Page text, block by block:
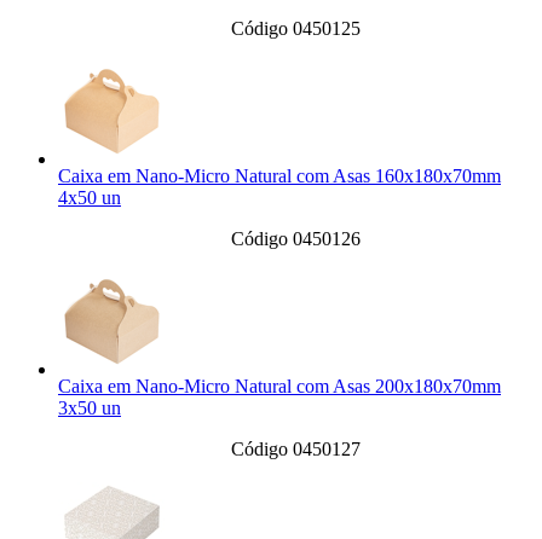
Código 0450125
Caixa em Nano-Micro Natural com Asas 160x180x70mm
4x50 un
Código 0450126
Caixa em Nano-Micro Natural com Asas 200x180x70mm
3x50 un
Código 0450127